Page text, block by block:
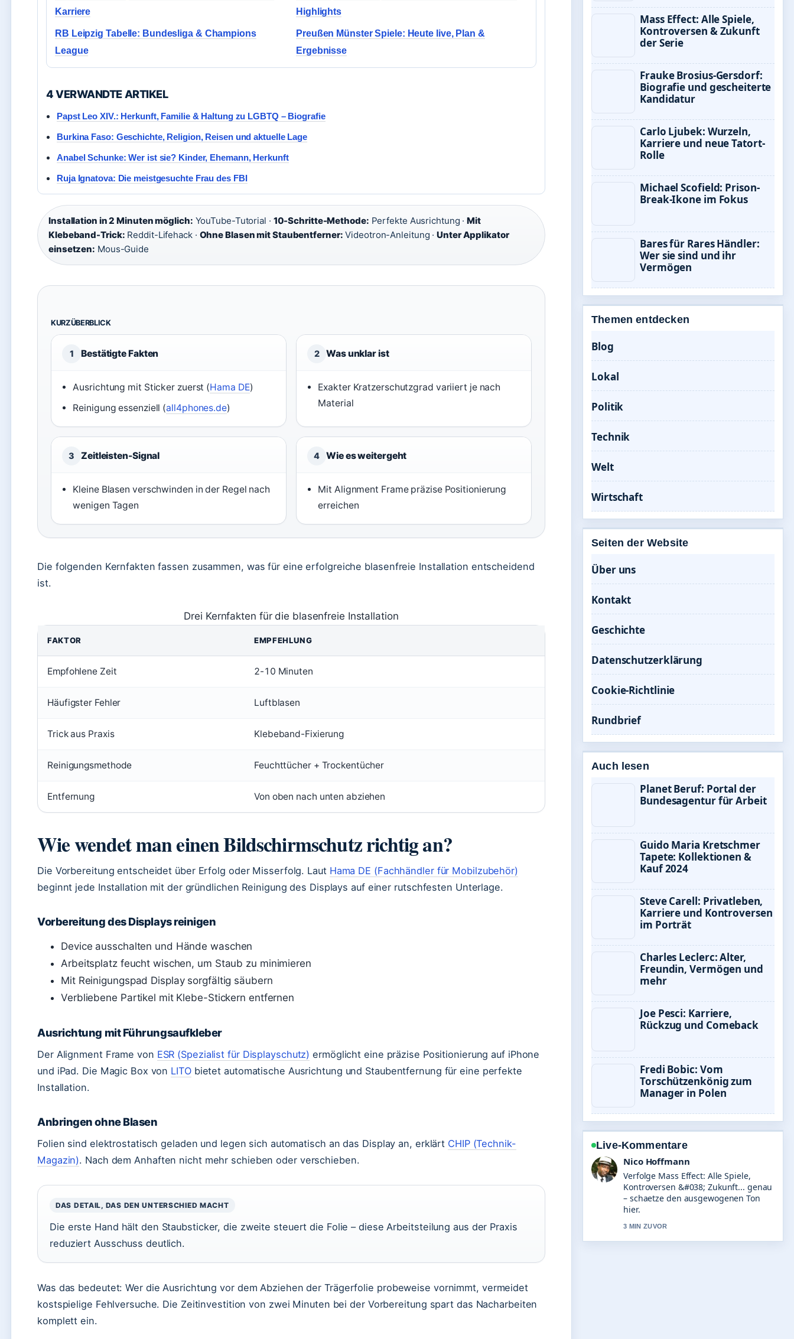
Karriere
Highlights
RB Leipzig Tabelle: Bundesliga & Champions
League
Preußen Münster Spiele: Heute live, Plan &
Ergebnisse
4 VERWANDTE ARTIKEL
Papst Leo XIV.: Herkunft, Familie & Haltung zu LGBTQ – Biografie
Burkina Faso: Geschichte, Religion, Reisen und aktuelle Lage
Anabel Schunke: Wer ist sie? Kinder, Ehemann, Herkunft
Ruja Ignatova: Die meistgesuchte Frau des FBI
Installation in 2 Minuten möglich: YouTube-Tutorial · 10-Schritte-Methode: Perfekte Ausrichtung ·Mit
Klebeband-Trick: Reddit-Lifehack · Ohne Blasen mit Staubentferner: Videotron-Anleitung ·Unter Applikator
einsetzen: Mous-Guide
KURZÜBERBLICK
1 Bestätigte Fakten
Ausrichtung mit Sticker zuerst (Hama DE)
Reinigung essenziell (all4phones.de)
2 Was unklar ist
Exakter Kratzerschutzgrad variiert je nach
Material
3 Zeitleisten-Signal
Kleine Blasen verschwinden in der Regel nach
wenigen Tagen
4 Wie es weitergeht
Mit Alignment Frame präzise Positionierung
erreichen
Die folgenden Kernfakten fassen zusammen, was für eine erfolgreiche blasenfreie Installation entscheidend
ist.
Drei Kernfakten für die blasenfreie Installation
FAKTOR EMPFEHLUNG
Empfohlene Zeit 2-10 Minuten
Häufigster Fehler Luftblasen
Trick aus Praxis Klebeband-Fixierung
Reinigungsmethode Feuchttücher + Trockentücher
Entfernung Von oben nach unten abziehen
Wie wendet man einen Bildschirmschutz richtig an?
Die Vorbereitung entscheidet über Erfolg oder Misserfolg. Laut Hama DE (Fachhändler für Mobilzubehör)
beginnt jede Installation mit der gründlichen Reinigung des Displays auf einer rutschfesten Unterlage.
Vorbereitung des Displays reinigen
Device ausschalten und Hände waschen
Arbeitsplatz feucht wischen, um Staub zu minimieren
Mit Reinigungspad Display sorgfältig säubern
Verbliebene Partikel mit Klebe-Stickern entfernen
Ausrichtung mit Führungsaufkleber
Der Alignment Frame von ESR (Spezialist für Displayschutz) ermöglicht eine präzise Positionierung auf iPhone
und iPad. Die Magic Box von LITObietet automatische Ausrichtung und Staubentfernung für eine perfekte
Installation.
Anbringen ohne Blasen
Folien sind elektrostatisch geladen und legen sich automatisch an das Display an, erklärt CHIP (Technik-
Magazin). Nach dem Anhaften nicht mehr schieben oder verschieben.
DAS DETAIL, DAS DEN UNTERSCHIED MACHT
Die erste Hand hält den Staubsticker, die zweite steuert die Folie – diese Arbeitsteilung aus der Praxis
reduziert Ausschuss deutlich.
Was das bedeutet: Wer die Ausrichtung vor dem Abziehen der Trägerfolie probeweise vornimmt, vermeidet
kostspielige Fehlversuche. Die Zeitinvestition von zwei Minuten bei der Vorbereitung spart das Nacharbeiten
komplett ein.
Mass Effect: Alle Spiele,
Kontroversen & Zukunft
der Serie
Frauke Brosius-Gersdorf:
Biografie und gescheiterte
Kandidatur
Carlo Ljubek: Wurzeln,
Karriere und neue Tatort-
Rolle
Michael Scofield: Prison-
Break-Ikone im Fokus
Bares für Rares Händler:
Wer sie sind und ihr
Vermögen
Themen entdecken
Blog
Lokal
Politik
Technik
Welt
Wirtschaft
Seiten der Website
Über uns
Kontakt
Geschichte
Datenschutzerklärung
Cookie-Richtlinie
Rundbrief
Auch lesen
Planet Beruf: Portal der
Bundesagentur für Arbeit
Guido Maria Kretschmer
Tapete: Kollektionen &
Kauf 2024
Steve Carell: Privatleben,
Karriere und Kontroversen
im Porträt
Charles Leclerc: Alter,
Freundin, Vermögen und
mehr
Joe Pesci: Karriere,
Rückzug und Comeback
Fredi Bobic: Vom
Torschützenkönig zum
Manager in Polen
Live-Kommentare
Hannah Weber
Hilfreicher Kontext zu Frauke Brosius-
Gersdorf: Biografie und gescheiterte
Kandidatur. Bitte haltet diesen
Liveticker aktuell.
5 MIN ZUVOR